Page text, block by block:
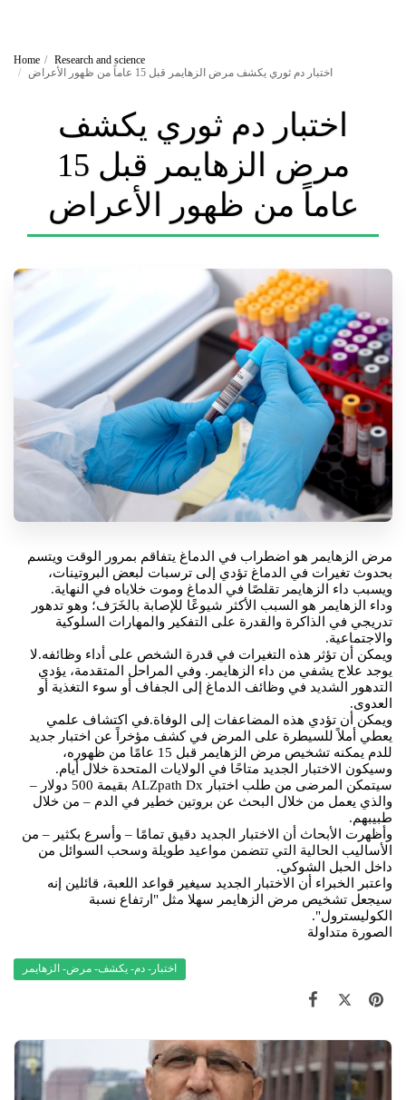
Home
Research and science
اختبار دم ثوري يكشف مرض الزهايمر قبل 15 عاماً من ظهور الأعراض
اختبار دم ثوري يكشف
مرض الزهايمر قبل 15
عاماً من ظهور الأعراض
مرض الزهايمر هو اضطراب في الدماغ يتفاقم بمرور الوقت ويتسم
بحدوث تغيرات في الدماغ تؤدي إلى ترسبات لبعض البروتينات،
ويسبب داء الزهايمر تقلصًا في الدماغ وموت خلاياه في النهاية.
وداء الزهايمر هو السبب الأكثر شيوعًا للإصابة بالخَرَف؛ وهو تدهور
تدريجي في الذاكرة والقدرة على التفكير والمهارات السلوكية
والاجتماعية.
ويمكن أن تؤثر هذه التغيرات في قدرة الشخص على أداء وظائفه.لا
يوجد علاج يشفي من داء الزهايمر. وفي المراحل المتقدمة، يؤدي
التدهور الشديد في وظائف الدماغ إلى الجفاف أو سوء التغذية أو
العدوى.
ويمكن أن تؤدي هذه المضاعفات إلى الوفاة.في اكتشاف علمي
يعطي أملاً للسيطرة على المرض في كشف مؤخراً عن اختبار جديد
للدم يمكنه تشخيص مرض الزهايمر قبل 15 عامًا من ظهوره،
وسيكون الاختبار الجديد متاحًا في الولايات المتحدة خلال أيام.
سيتمكن المرضى من طلب اختبار ALZpath Dx بقيمة 500 دولار –
والذي يعمل من خلال البحث عن بروتين خطير في الدم – من خلال
طبيبهم.
وأظهرت الأبحاث أن الاختبار الجديد دقيق تمامًا – وأسرع بكثير – من
الأساليب الحالية التي تتضمن مواعيد طويلة وسحب السوائل من
داخل الحبل الشوكي.
واعتبر الخبراء أن الاختبار الجديد سيغير قواعد اللعبة، قائلين إنه
سيجعل تشخيص مرض الزهايمر سهلا مثل "ارتفاع نسبة
الكوليسترول".
الصورة متداولة
اختبار- دم- يكشف- مرض- الزهايمر